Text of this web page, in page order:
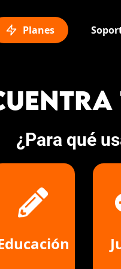
Planes
¿Para qué